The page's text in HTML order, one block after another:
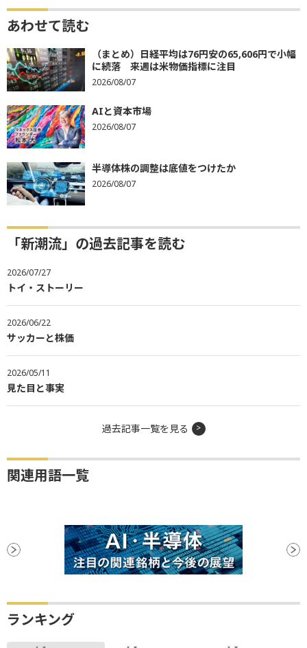
あわせて読む
（まとめ）日経平均は76円安の65,606円で小幅
に続落 来週は米物価指標に注目
2026/08/07
AIと資本市場
2026/08/07
半導体株の調整は底値をつけたか
2026/08/07
「新潮流」の過去記事を読む
2026/07/27
トイ・ストーリー
2026/06/22
サッカーと株価
2026/05/11
見た目と事実
過去記事一覧を見る
関連用語一覧
ランキング